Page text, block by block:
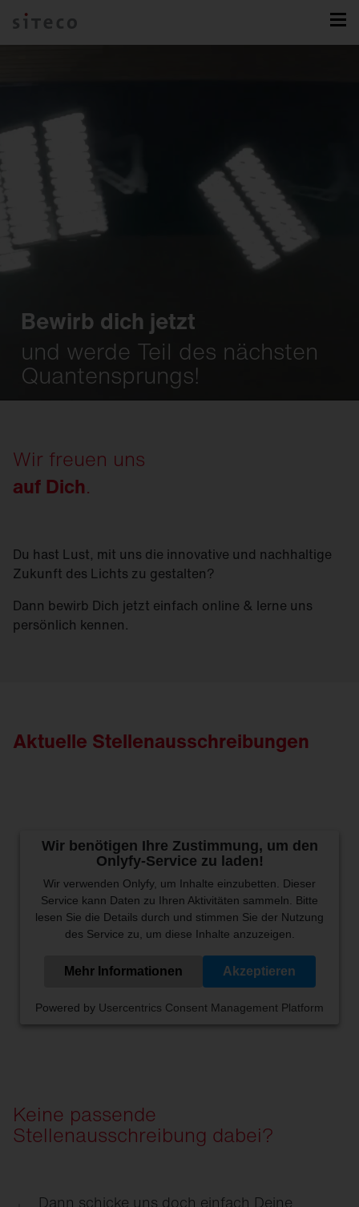
Bewirb dich jetzt
und werde Teil des nächsten
Quantensprungs!
Wir freuen uns
auf Dich.
Du hast Lust, mit uns die innovative und nachhaltige
Zukunft des Lichts zu gestalten?
Dann bewirb Dich jetzt einfach online & lerne uns
persönlich kennen.
Aktuelle Stellenausschreibungen
Wir benötigen Ihre Zustimmung, um den
Onlyfy-Service zu laden!
Wir verwenden Onlyfy, um Inhalte einzubetten. Dieser
Service kann Daten zu Ihren Aktivitäten sammeln. Bitte
lesen Sie die Details durch und stimmen Sie der Nutzung
des Service zu, um diese Inhalte anzuzeigen.
Mehr Informationen Akzeptieren
Powered by Usercentrics Consent Management Platform
Keine passende
Stellenausschreibung dabei?
Dann schicke uns doch einfach Deine